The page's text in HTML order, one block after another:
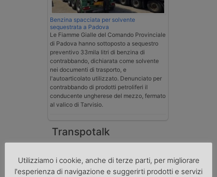
Benzina spacciata per solvente
sequestrata a Padova
Le Fiamme Gialle del Comando Provinciale
di Padova hanno sottoposto a sequestro
preventivo 33mila litri di benzina di
contrabbando, dichiarata come solvente
nei documenti di trasporto, e
l'autoarticolato utilizzato. Denunciato per
contrabbando di prodotti petroliferi il
conducente ungherese del mezzo, fermato
al valico di Tarvisio.
Transpotalk
Utilizziamo i cookie, anche di terze parti, per migliorare
l'esperienza di navigazione e suggerirti prodotti e servizi